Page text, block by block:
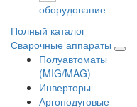
оборудование
Полный каталог
Сварочные аппараты
Полуавтоматы
(MIG/MAG)
Инверторы
Аргонодуговые